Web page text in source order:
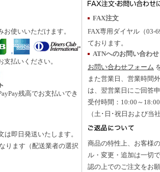
使いいただけます。
支払いください。
残高でお支払いでき
は即日発送いたします。
ります（配送業者の選択
FAX注文
FAX専用ダイヤル（03-
ております。
ATNへのお問い合わせ
お問い合わせフォーム
また営業日、営業時間
は、翌営業日にご回答
受付時間：10:00～18:00
（土･日･祝日および当
商品の特性上、お客様
ル・変更・追加は一切
認の上でのご注文をお